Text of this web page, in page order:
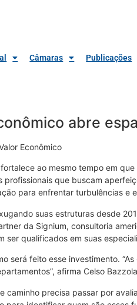
Câmaras Publicações
abre
Econômico
ao mesmo tempo em
profissionais que buscam
para enfrentar turbulências e
suas estruturas desde
da Signium, consultoria
ser qualificados em suas
será feito esse investimento.
afirma Celso
caminho precisa passar por